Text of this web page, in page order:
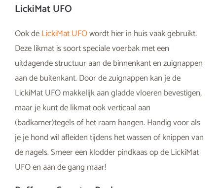
LickiMat UFO
Ook deLickiMat UFOwordt hier in huis vaak gebruikt.
Deze likmat is soort speciale voerbak met een
uitdagende structuur aan de binnenkant en zuignappen
aan de buitenkant. Door de zuignappen kan je de
LickiMat UFO makkelijk aan gladde vloeren bevestigen,
maar je kunt de likmat ook verticaal aan
(badkamer)tegels of het raam hangen. Handig voor als
je je hond wil afleiden tijdens het wassen of knippen van
de nagels. Smeer een klodder pindkaas op de LickiMat
UFO en aan de gang maar!